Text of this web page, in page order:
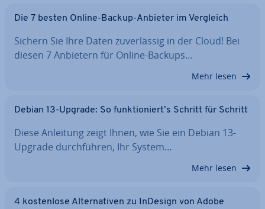
Die 7 besten Online-Backup-Anbieter im Vergleich
Sichern Sie Ihre Daten zu­ver­läs­sig in der Cloud! Bei
diesen 7 Anbietern für Online-Backups…
Mehr lesen
Debian 13-Upgrade: So funk­tio­niert’s Schritt für Schritt
Diese Anleitung zeigt Ihnen, wie Sie ein Debian 13-
Upgrade durch­füh­ren, Ihr System…
Mehr lesen
4 kos­ten­lo­se Al­ter­na­ti­ven zu InDesign von Adobe